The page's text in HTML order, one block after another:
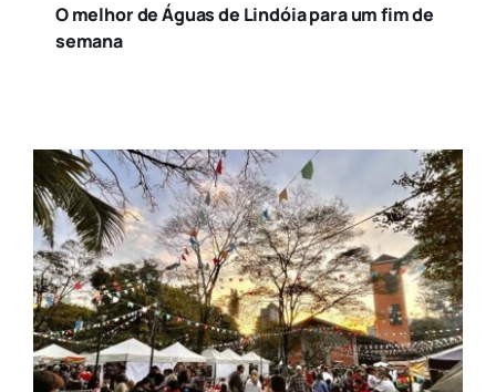
O melhor de Águas de Lindóia para um fim de
semana